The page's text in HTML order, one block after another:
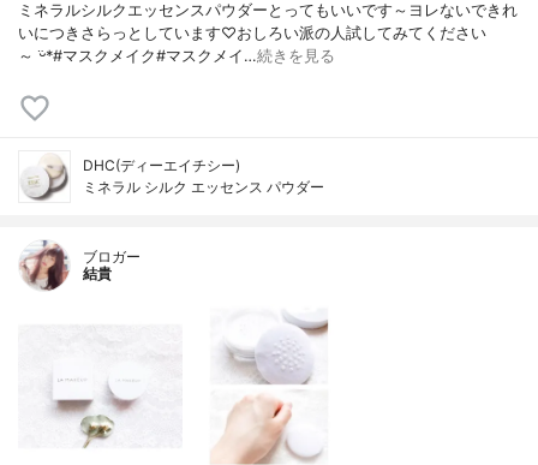
ミネラルシルクエッセンスパウダーとってもいいです～ヨレないできれ
いにつきさらっとしています♡おしろい派の人試してみてください
～ ᵕ̈*#マスクメイク#マスクメイ…続きを見る
DHC(ディーエイチシー)
ミネラル シルク エッセンス パウダー
ブロガー
結貴